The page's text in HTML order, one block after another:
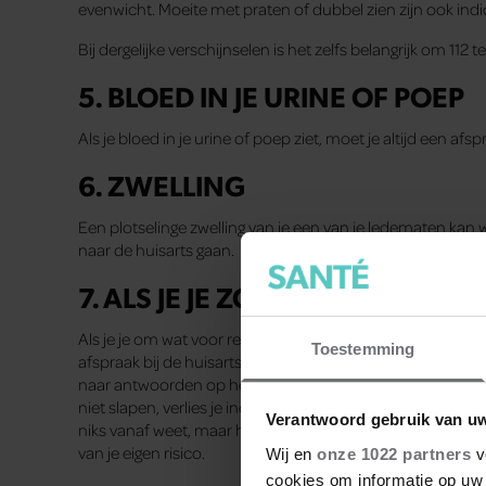
Toestemming
Verantwoord gebruik van
Wij en onze 1022 partners
cookies om informatie op
evenwicht. Moeite met praten of dubbel zien zijn ook
Bij dergelijke verschijnselen is het zelfs belangrijk om 112
5. BLOED IN JE URINE OF POEP
Als je bloed in je urine of poep ziet, moet je altijd een
6. ZWELLING
Een plotselinge zwelling van je een van je ledematen
naar de huisarts gaan.
7. ALS JE JE ZORGEN MAAKT
Als je je om wat voor reden dan ook zorgen maakt over
afspraak bij de huisarts te maken. Zij of hij kan je vast
naar antwoorden op het internet. Voel je een knobbel in
niet slapen, verlies je ineens veel gewicht zonder dat je
niks vanaf weet, maar het kan ook onschuldig zijn. Vraag
van je eigen risico.